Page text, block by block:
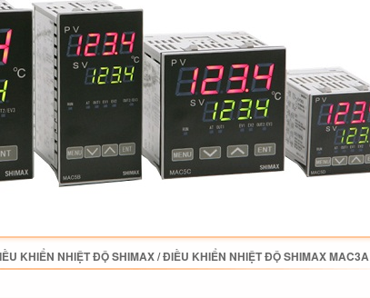
KHIỂN NHIỆT ĐỘ SHIMAX/ĐIỀU KHIỂN NHIỆT ĐỘ SHIMAX MAC3A